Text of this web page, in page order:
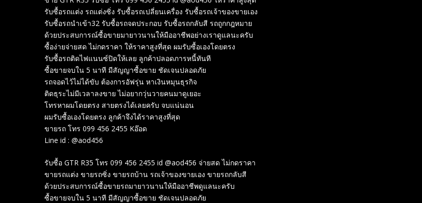
รับซื้อรถแต่ง รถแต่งซิ่ง รับซื้อรถเปลี่ยนเครื่อง รับซื้อรถเจ้าของขายเอง
รับซื้อรถนำเข้า32 รับซื้อรถจดประกอบ รับซื้อรถกลับสี รถถูกกฎหมาย
ด้วยประสบการณ์ซื้อขายมายาวนานให้มืออาชีพอย่างเราดูแลนะครับ
ซื้อง่ายจ่ายสด ไม่กดราคา ให้ราคาสูงที่สุด ผมรับซื้อเองโดยตรง
รับซื้อรถติดไฟแนนซ์ปิดให้เลย ลูกค้าปลอดภารหนี้ทันที
ซื้อขายจบใน 5 นาที มีสัญญาซื้อขาย ชัดเจนปลอดภัย
รถจอดไว้ไม่ได้ขับ ต้องการอัฟรุ่น หาเงินหมุนธุรกิจ
ติดธุระไม่มีเวลาลงขาย ไม่อยากวุ่นวายคนมาดูเยอะ
โทรหาผมโดยตรง สายตรงได้เลยครับ จบแน่นอน
ผมรับซื้อเองโดยตรง ลูกค้าจึงได้ราคาสูงที่สุด
ขายรถ โทร 099 456 2455 Kอ๊อด
Line id : @aod456
รับซื้อ GTR R35 โทร 099 456 2455 id @aod456 จ่ายสด ไม่กดราคา
ขายรถแต่ง ขายรถซิ่ง ขายรถบ้าน รถเจ้าของขายเอง ขายรถกลับสี
ด้วยประสบการณ์ซื้อขายรถมายาวนานให้มืออาชีพดูแลนะครับ
ซื้อขายจบใน 5 นาที มีสัญญาซื้อขาย ชัดเจนปลอดภัย